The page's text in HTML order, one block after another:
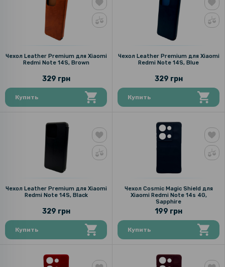
Чехол Leather Premium для Xiaomi
Redmi Note 14S, Brown
329 грн
Купить
Чехол Leather Premium для Xiaomi
Redmi Note 14S, Blue
329 грн
Купить
Чехол Leather Premium для Xiaomi
Redmi Note 14S, Black
329 грн
Купить
Чехол Cosmic Magic Shield для
Xiaomi Redmi Note 14s 4G,
Sapphire
199 грн
Купить